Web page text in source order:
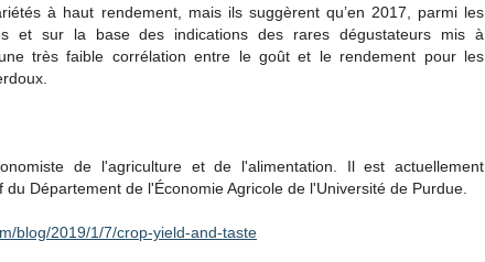
à haut rendement, mais ils suggèrent qu’en 2017, parmi les
et sur la base des indications des rares dégustateurs mis à
très faible corrélation entre le goût et le rendement pour les
de l'agriculture et de l'alimentation. Il est actuellement
Département de l'Économie Agricole de l'Université de Purdue.
blog/2019/1/7/crop-yield-and-taste